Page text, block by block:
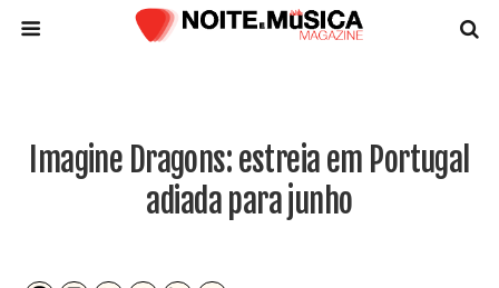
Imagine Dragons: estreia em Portugal
adiada para junho